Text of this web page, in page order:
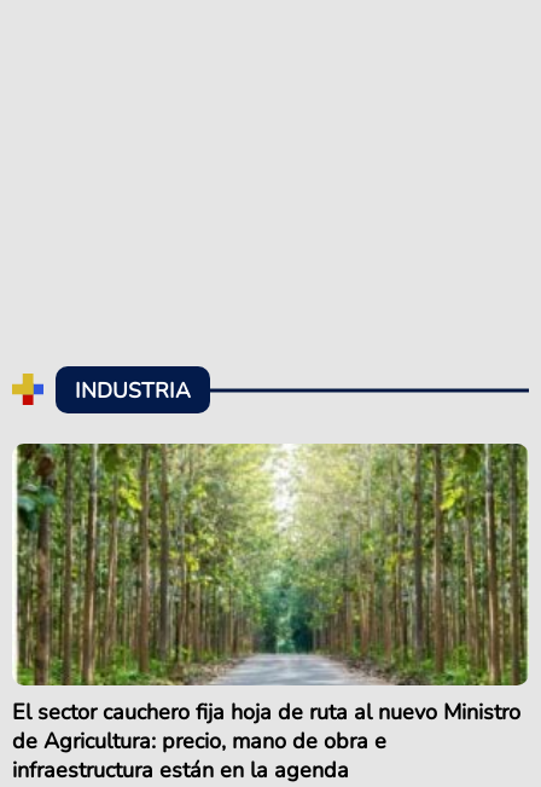
INDUSTRIA
El sector cauchero fija hoja de ruta al nuevo Ministro
de Agricultura: precio, mano de obra e
infraestructura están en la agenda